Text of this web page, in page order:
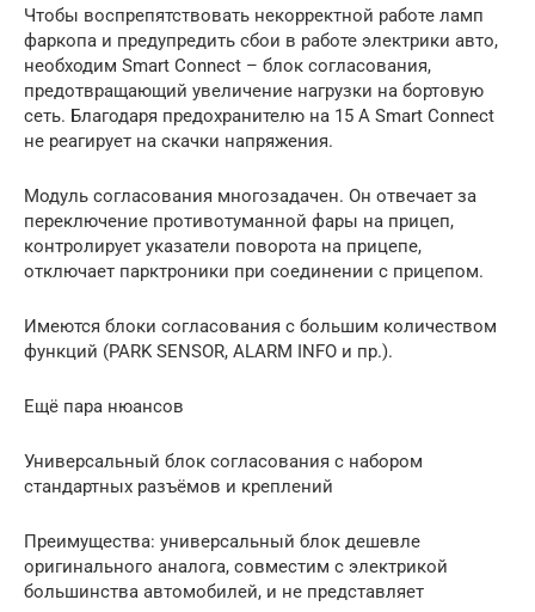
Чтобы воспрепятствовать некорректной работе ламп
фаркопа и предупредить сбои в работе электрики авто,
необходим Smart Connect – блок согласования,
предотвращающий увеличение нагрузки на бортовую
сеть. Благодаря предохранителю на 15 А Smart Connect
не реагирует на скачки напряжения.
Модуль согласования многозадачен. Он отвечает за
переключение противотуманной фары на прицеп,
контролирует указатели поворота на прицепе,
отключает парктроники при соединении с прицепом.
Имеются блоки согласования с большим количеством
функций (PARK SENSOR, ALARM INFO и пр.).
Ещё пара нюансов
Универсальный блок согласования с набором
стандартных разъёмов и креплений
Преимущества: универсальный блок дешевле
оригинального аналога, совместим с электрикой
большинства автомобилей, и не представляет